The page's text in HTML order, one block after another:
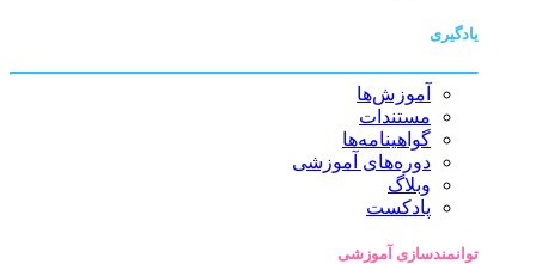
یادگیری
آموزش‌ها
مستندات
گواهینامه‌ها
دوره‌های آموزشی
وبلاگ
پادکست
توانمندسازی آموزشی